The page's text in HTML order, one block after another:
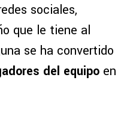
sociales,
que le tiene al
se ha convertido
del equipo en